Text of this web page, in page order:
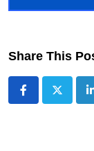
Share This